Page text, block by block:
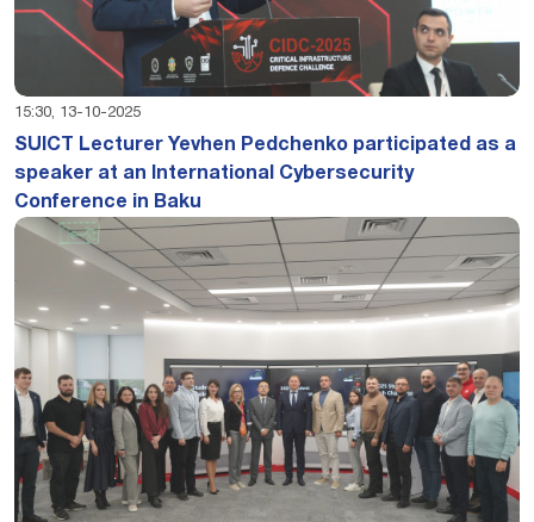
15:30, 13-10-2025
SUICT Lecturer Yevhen Pedchenko participated as a
speaker at an International Cybersecurity
Conference in Baku